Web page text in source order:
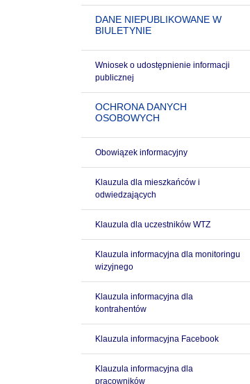
DANE NIEPUBLIKOWANE W
BIULETYNIE
Wniosek o udostępnienie informacji
publicznej
OCHRONA DANYCH
OSOBOWYCH
Obowiązek informacyjny
Klauzula dla mieszkańców i
odwiedzających
Klauzula dla uczestników WTZ
Klauzula informacyjna dla monitoringu
wizyjnego
Klauzula informacyjna dla
kontrahentów
Klauzula informacyjna Facebook
Klauzula informacyjna dla
pracowników